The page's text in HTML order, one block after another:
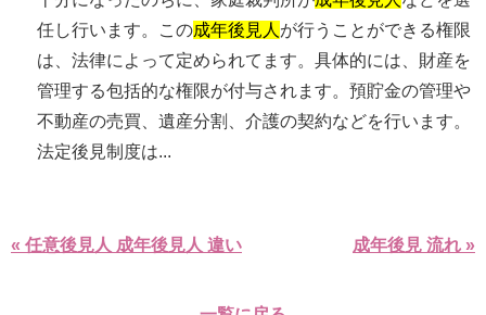
任し行います。この成年後見人 が行うことができる権限
は、法律によって定められてます。具体的には、財産を
管理する包括的な権限が付与されます。預貯金の管理や
不動産の売買、遺産分割、介護の契約などを行います。
法定後見制度は...
« 任意後見人 成年後見人 違い 成年後見 流れ »